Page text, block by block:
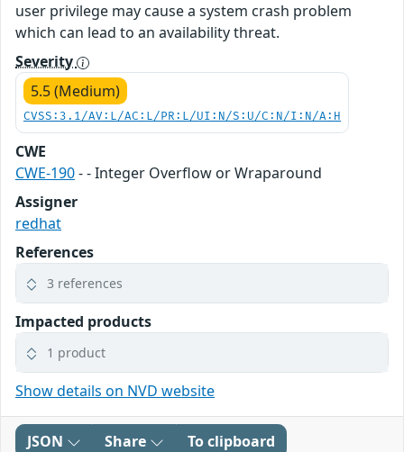
user privilege may cause a system crash problem
which can lead to an availability threat.
Severity
5.5 (Medium)
CVSS:3.1/AV:L/AC:L/PR:L/UI:N/S:U/C:N/I:N/A:H
CWE
CWE-190- - Integer Overflow or Wraparound
Assigner
redhat
References
3 references
Impacted products
1 product
Show details on NVD website
JSON Share To clipboard